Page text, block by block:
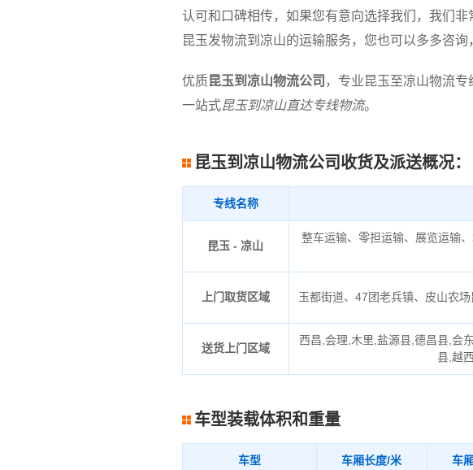
认可和口碑相传，如果您有意向选择我们，我们
昆玉发物流到凉山的运输服务，您也可以多多咨询
优质昆玉到凉山物流公司 ，专业昆玉至凉山物流
一站式昆玉到凉山直达专线物流。
昆玉到凉山物流公司收货及派送概况：
专线名称
昆玉 - 凉山
整车运输、零担运输、展览运输
上门取货区域 玉都街道、47团老兵镇、皮山农
送货上门区域
西昌,会理,木里,盐源县,德昌县,会
县,越
车型装载体积和重量
车型 车厢长度/米 车